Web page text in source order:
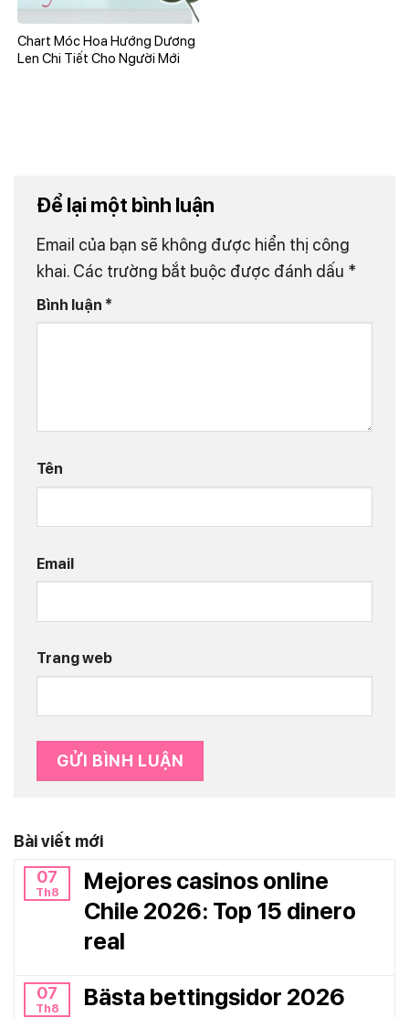
Chart Móc Hoa Hướng Dương
Len Chi Tiết Cho Người Mới
Để lại một bình luận
Email của bạn sẽ không được hiển thị công
khai. Các trường bắt buộc được đánh dấu *
Bình luận *
Tên
Email
Trang web
Bài viết mới
07
Th8
Mejores casinos online
Chile 2026: Top 15 dinero
real
07
Th8 Bästa bettingsidor 2026